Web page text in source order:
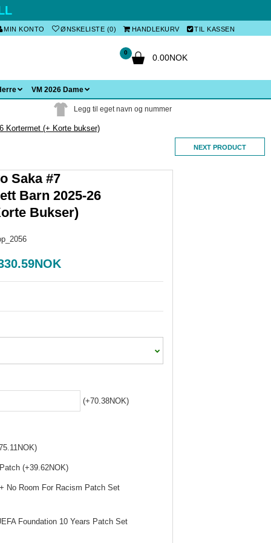
MIN KONTO ØNSKELISTE (0) HANDLEKURV TIL KASSEN
0
0.00NOK
VM 2026 Dame
Legg til eget navn og nummer
Kortermet (+ Korte bukser)
NEXT PRODUCT
Saka #7
Barn 2025-26
Bukser)
(+70.38NOK)
(+39.62NOK)
No Room For Racism Patch Set
Foundation 10 Years Patch Set